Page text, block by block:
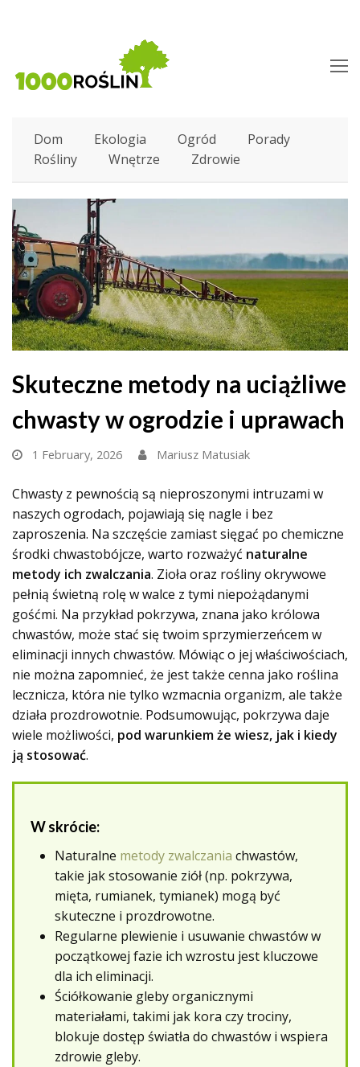
Dom Ekologia Ogród
Porady
Rośliny
Wnętrze Zdrowie
Skuteczne metody na uciążliwe
chwasty w ogrodzie i uprawach
1 February, 2026 Mariusz Matusiak
Chwasty z pewnością są nieproszonymi intruzami w
naszych ogrodach, pojawiają się nagle i bez
zaproszenia. Na szczęście zamiast sięgać po chemiczne
środki chwastobójcze, warto rozważyć naturalne
metody ich zwalczania. Zioła oraz rośliny okrywowe
pełnią świetną rolę w walce z tymi niepożądanymi
gośćmi. Na przykład pokrzywa, znana jako królowa
chwastów, może stać się twoim sprzymierzeńcem w
eliminacji innych chwastów. Mówiąc o jej właściwościach,
nie można zapomnieć, że jest także cenna jako roślina
lecznicza, która nie tylko wzmacnia organizm, ale także
działa prozdrowotnie. Podsumowując, pokrzywa daje
wiele możliwości, pod warunkiem że wiesz, jak i kiedy
ją stosować.
W skrócie:
Naturalne metody zwalczania chwastów,
takie jak stosowanie ziół (np. pokrzywa,
mięta, rumianek, tymianek) mogą być
skuteczne i prozdrowotne.
Regularne plewienie i usuwanie chwastów w
początkowej fazie ich wzrostu jest kluczowe
dla ich eliminacji.
Ściółkowanie gleby organicznymi
materiałami, takimi jak kora czy trociny,
blokuje dostęp światła do chwastów i wspiera
zdrowie gleby.